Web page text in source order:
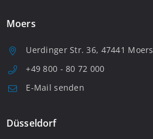
Moers
Uerdinger Str. 36, 47441 Moers
+49 800 - 80 72 000
E-Mail senden
Düsseldorf